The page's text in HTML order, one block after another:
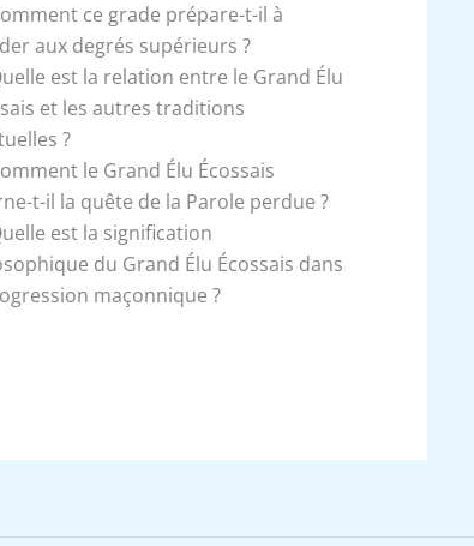
ce grade prépare-t-il à
aux degrés supérieurs ?
est la relation entre le Grand Élu
et les autres traditions
?
le Grand Élu Écossais
t-il la quête de la Parole perdue ?
est la signification
du Grand Élu Écossais dans
maçonnique ?